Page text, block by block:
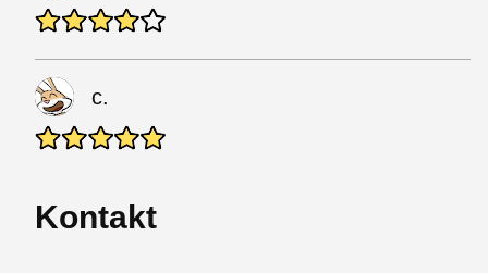
c.
Kontakt